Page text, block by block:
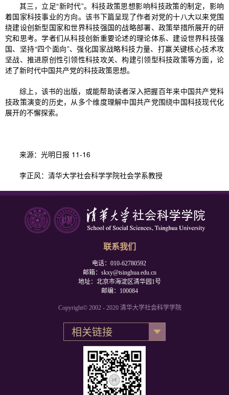
其三，立足“新时代”。科技政策思想影响科技政策的制定，影响
着国家科技事业的方向。该书下篇呈现了作者对党的十八大以来党围
绕建设创新型国家和世界科技强国的战略部署、政策举措所展开的研
究和思考。学者们从科技创新重要论述的理论体系、建设世界科技强
国、坚持“四个面向”、强化国家战略科技力量、打赢关键核心技术攻
坚战、推进原创性引领性科技攻关、构建引领型科技政策等方面，论
述了新时代中国共产党的科技政策思想。
综上，该书的出版，或能帮助读者深入把握百年来中国共产党科
技政策演变的历史，从多个维度理解中国共产党围绕中国科技现代化
展开的不懈探索。
来源：光明日报 11-16
李正风：清华大学社会科学学院社会学系教授
联系我们
电话：010-62780592
邮箱：skxy@tsinghua.edu.cn
地址：北京市海淀区清华园1号
邮编：100084
Copyright© 2002 - 2020 清华大学社会科学学院